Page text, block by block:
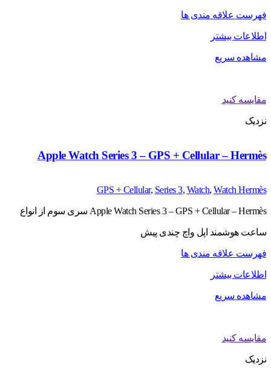
فهرست علاقه مندی ها
اطلاعات بیشتر
مشاهده سریع
مقایسه کنید
نزدیک
Apple Watch Series 3 – GPS + Cellular – Hermès
GPS + Cellular, Series 3, Watch, Watch Hermès
Apple Watch Series 3 – GPS + Cellular – Hermès سری سوم از انواع
ساعت هوشمند اپل واچ چندی پیش
فهرست علاقه مندی ها
اطلاعات بیشتر
مشاهده سریع
مقایسه کنید
نزدیک